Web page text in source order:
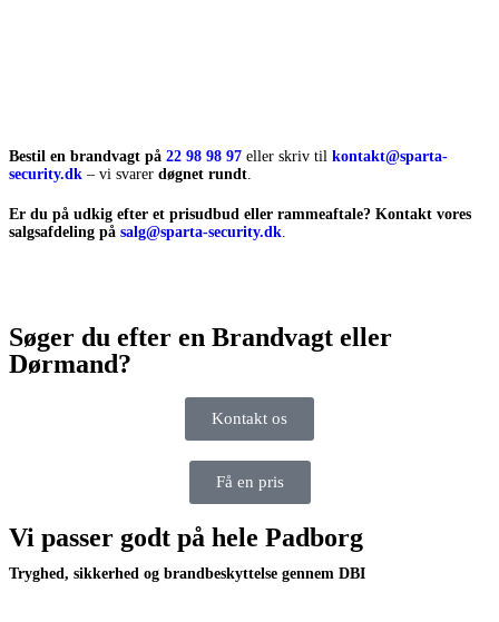
Bestil en brandvagt på 22 98 98 97 eller skriv til kontakt@sparta-
security.dk – vi svarer døgnet rundt.
Er du på udkig efter et prisudbud eller rammeaftale? Kontakt vores
salgsafdeling på salg@sparta-security.dk.
Søger du efter en Brandvagt eller
Dørmand?
Kontakt os
Få en pris
Vi passer godt på hele Padborg
Tryghed, sikkerhed og brandbeskyttelse gennem DBI